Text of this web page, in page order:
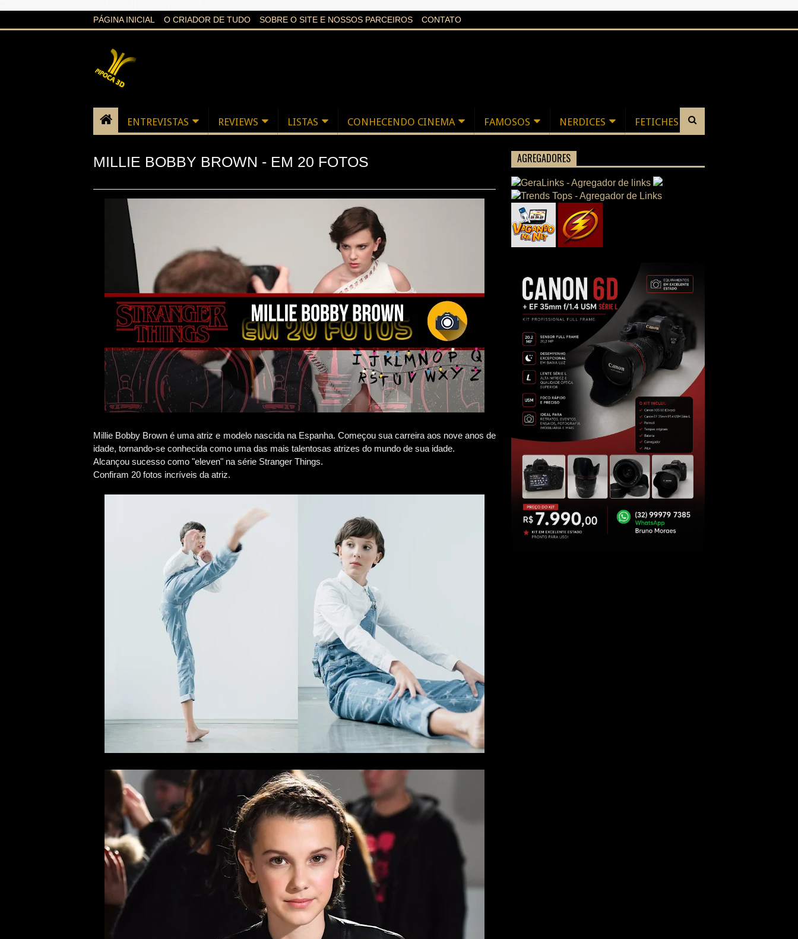
PÁGINA INICIAL O CRIADOR DE TUDO SOBRE O SITE E NOSSOS PARCEIROS CONTATO
ENTREVISTAS REVIEWS LISTAS CONHECENDO CINEMA FAMOSOS NERDICES FETICHES
MILLIE BOBBY BROWN - EM 20 FOTOS
Millie Bobby Brown é uma atriz e modelo nascida na Espanha. Começou sua carreira aos nove anos de
idade, tornando-se conhecida como uma das mais talentosas atrizes do mundo de sua idade.
Alcançou sucesso como "eleven" na série Stranger Things.
Confiram 20 fotos incríveis da atriz.
AGREGADORES